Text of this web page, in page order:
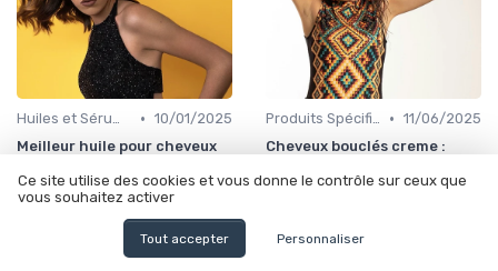
Huiles et Sérums • 10/01/2025
Meilleur huile pour cheveux
les secrets pour des cheveux
en pleine santé
Produits Spécifiques (Anti-Frisottis, Hydratants) • 11/06/2025
Cheveux bouclés creme :
boucles parfaites
Ce site utilise des cookies et vous donne le contrôle sur ceux que
vous souhaitez activer
Tout accepter Personnaliser